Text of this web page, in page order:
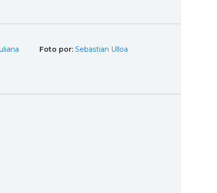
Foto por: Sebastian Ulloa